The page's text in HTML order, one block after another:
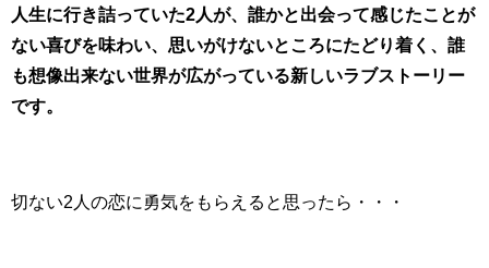
人生に行き詰っていた2人が、誰かと出会って感じたことが
ない喜びを味わい、思いがけないところにたどり着く、誰
も想像出来ない世界が広がっている新しいラブストーリー
です。
切ない2人の恋に勇気をもらえると思ったら・・・